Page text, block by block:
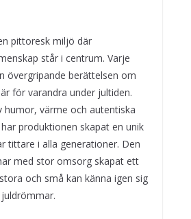
pittoresk miljö där
står i centrum. Varje
övergripande berättelsen om
för varandra under jultiden.
humor, värme och autentiska
produktionen skapat en unik
tittare i alla generationer. Den
med stor omsorg skapat ett
och små kan känna igen sig